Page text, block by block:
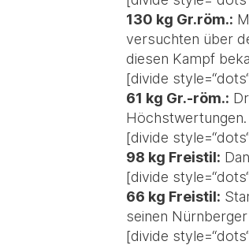
130 kg Gr.röm.:
versuchten über
diesen Kampf
[divide
61 kg Gr.-röm.:
[divide
98 kg Freistil:
[divide
66 kg Freistil:
seinen
[divide